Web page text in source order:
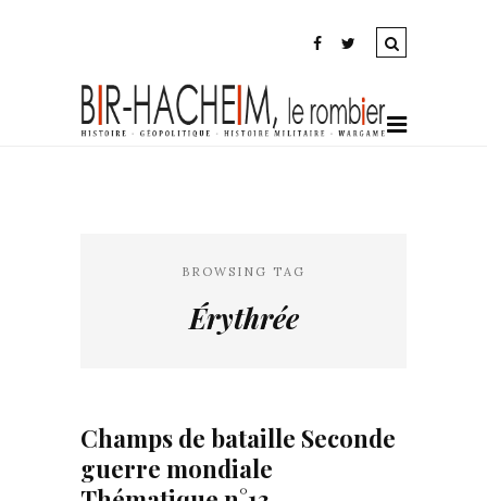
BROWSING TAG
Érythrée
Champs de bataille Seconde
guerre mondiale